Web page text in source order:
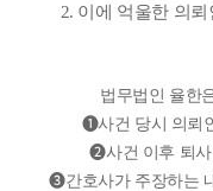
2. 이에 억울한 의
법무법인 율한
➊사건 당시 의뢰
➋사건 이후 퇴사
➌간호사가 주장하는